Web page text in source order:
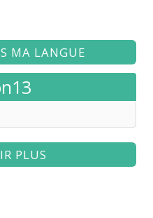
MA LANGUE
PLUS